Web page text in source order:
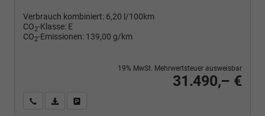
Verbrauch kombiniert: 6,20 l/100km
CO2-Klasse: E
CO2-Emissionen: 139,00 g/km
31.490,– €
19% MwSt. Mehrwertsteuer ausweisbar
Wir rufen Sie anPDF-Fahrzeugexposé drucken